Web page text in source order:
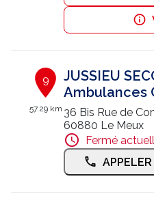
9
57.29 km
JUSSIEU
Ambulances
36 Bis Rue de
60880 Le Meux
Fermé
APPELER